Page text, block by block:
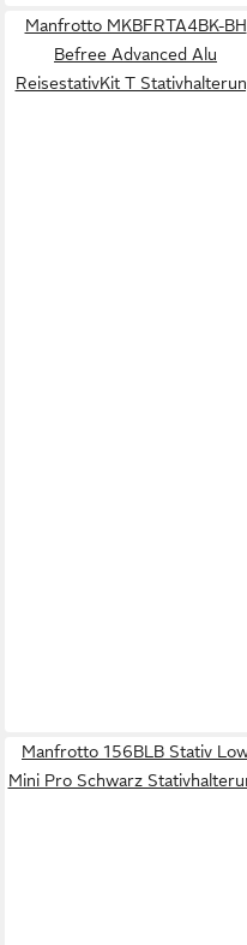
Manfrotto MKBFRTA4BK-BH
Befree Advanced Alu
ReisestativKit T
Manfrotto 156BLB Stativ
Mini Pro Schwarz